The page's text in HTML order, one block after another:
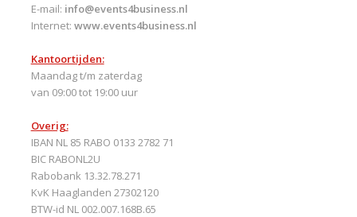
E-mail: info@events4business.nl
Internet: www.events4business.nl
Kantoortijden:
Maandag t/m zaterdag
van 09:00 tot 19:00 uur
Overig:
IBAN NL 85 RABO 0133 2782 71
BIC RABONL2U
Rabobank 13.32.78.271
KvK Haaglanden 27302120
BTW-id NL 002.007.168B.65